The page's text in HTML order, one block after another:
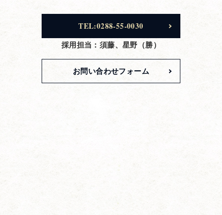
TEL:0288-55-0030
採用担当：須藤、星野（勝）
お問い合わせフォーム